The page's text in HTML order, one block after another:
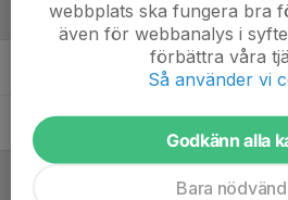
Ledare
Alvin RödlundTränare
Seyhmus AbicTränare
webbplats ska fungera bra
även för webbanalys i
förbättra våra
Så använder vi
Godkänn alla
Bara